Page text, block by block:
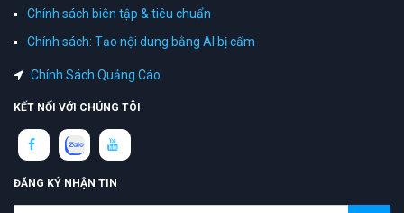
Chính sách biên tập & tiêu chuẩn
Chính sách: Tạo nội dung bằng AI bị cấm
Chính Sách Quảng Cáo
KẾT NỐI VỚI CHÚNG TÔI
ĐĂNG KÝ NHẬN TIN